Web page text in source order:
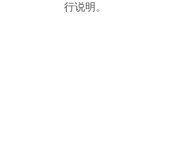
行说明。